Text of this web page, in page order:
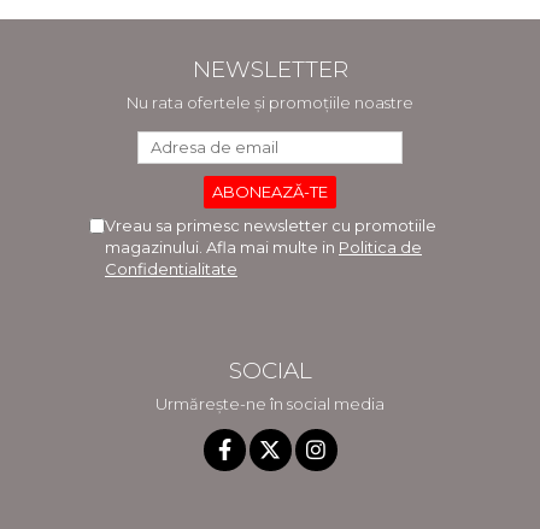
NEWSLETTER
Nu rata ofertele și promoțiile noastre
Vreau sa primesc newsletter cu promotiile
magazinului. Afla mai multe in Politica de
Confidentialitate
SOCIAL
Urmărește-ne în social media